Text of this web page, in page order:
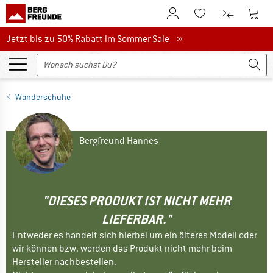
Zum KundenkontoZum Merkzettel.
Zum Zum
Jetzt bis zu 50% Rabatt im Sommer Sale
Jetzt bis zu 50% Rabatt im Sommer Sale »
Wanderschuhe
Bergfreund Hannes
"DIESES PRODUKT IST NICHT MEHR
LIEFERBAR."
Entweder es handelt sich hierbei um ein älteres Modell oder
wir können bzw. werden das Produkt nicht mehr beim
Hersteller nachbestellen.